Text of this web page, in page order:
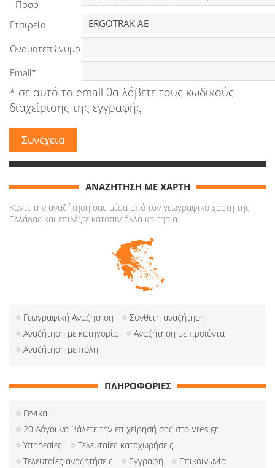
- Ποσό
Εταιρεία
Ονοματεπώνυμο
Email*
* σε αυτό το email θα λάβετε τους κωδικούς
διαχείρισης της εγγραφής
ΑΝΑΖΗΤΗΣΗ ΜΕ ΧΑΡΤΗ
Κάντε την αναζήτησή σας μέσα από τον γεωγραφικό χάρτη της
Ελλάδας και επιλέξτε κατόπιν άλλα κριτήρια.
Γεωγραφική Αναζήτηση
Σύνθετη αναζήτηση
Αναζήτηση με κατηγορία
Αναζήτηση με προιόντα
Αναζήτηση με πόλη
ΠΛΗΡΟΦΟΡΙΕΣ
Γενικά
20 Λόγοι να βάλετε την επιχείρησή σας στο Vres.gr
Υπηρεσίες
Τελευταίες καταχωρήσεις
Τελευταίες αναζητήσεις
Εγγραφή Επικοινωνία